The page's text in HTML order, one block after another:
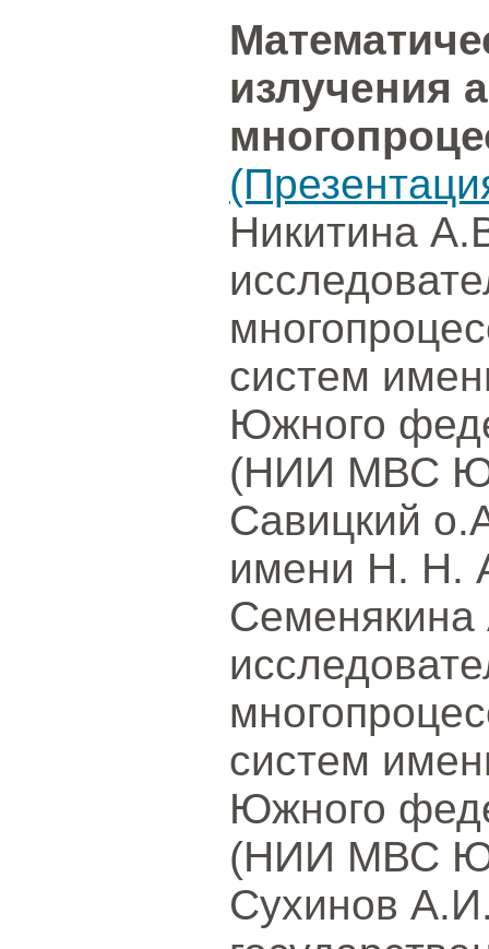
излучения
Никитина
систем
Южного
(НИИ МВС
Савицкий
имени Н. Н.
систем
Южного
(НИИ МВС
Сухинов